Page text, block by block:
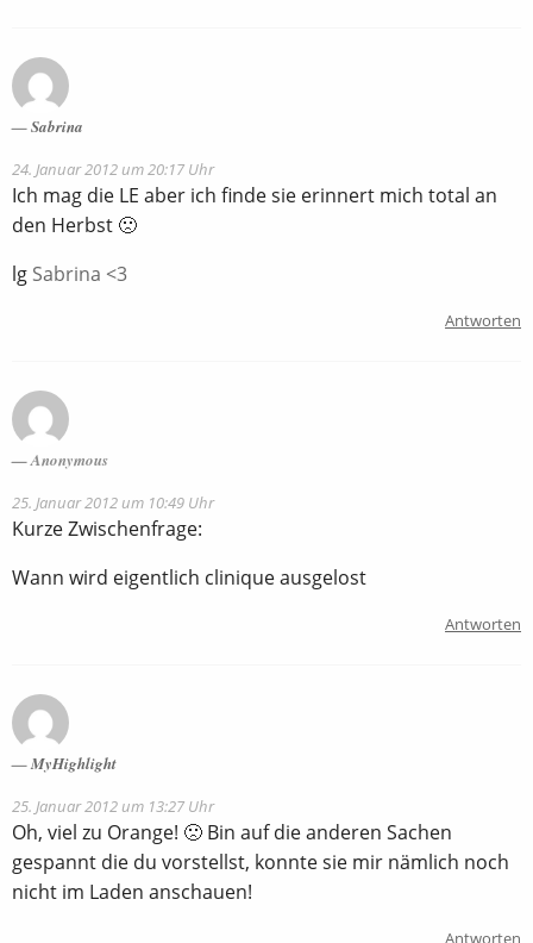
Sabrina
24. Januar 2012 um 20:17 Uhr
Ich mag die LE aber ich finde sie erinnert mich total an
den Herbst 🙁
lg Sabrina <3
Antworten
Anonymous
25. Januar 2012 um 10:49 Uhr
Kurze Zwischenfrage:
Wann wird eigentlich clinique ausgelost
Antworten
MyHighlight
25. Januar 2012 um 13:27 Uhr
Oh, viel zu Orange! 🙁 Bin auf die anderen Sachen
gespannt die du vorstellst, konnte sie mir nämlich noch
nicht im Laden anschauen!
Antworten